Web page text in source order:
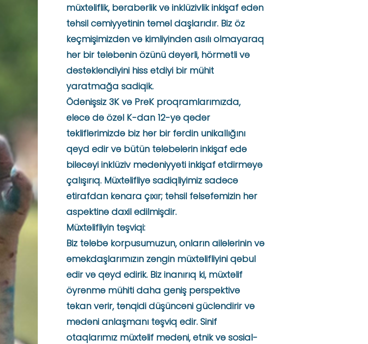
müxtəliflik, bərabərlik və inklüzivlik inkişaf edən
təhsil cəmiyyətinin təməl daşlarıdır. Biz öz
keçmişimizdən və kimliyindən asılı olmayaraq
hər bir tələbənin özünü dəyərli, hörmətli və
dəstəkləndiyini hiss etdiyi bir mühit
yaratmağa sadiqik.
Ödənişsiz 3K və PreK proqramlarımızda,
eləcə də özəl K-dan 12-yə qədər
təkliflərimizdə biz hər bir fərdin unikallığını
qeyd edir və bütün tələbələrin inkişaf edə
biləcəyi inklüziv mədəniyyəti inkişaf etdirməyə
çalışırıq. Müxtəlifliyə sadiqliyimiz sadəcə
etirafdan kənara çıxır; təhsil fəlsəfəmizin hər
aspektinə daxil edilmişdir.
Müxtəlifliyin təşviqi:
Biz tələbə korpusumuzun, onların ailələrinin və
əməkdaşlarımızın zəngin müxtəlifliyini qəbul
edir və qeyd edirik. Biz inanırıq ki, müxtəlif
öyrənmə mühiti daha geniş perspektivə
təkan verir, tənqidi düşüncəni gücləndirir və
mədəni anlaşmanı təşviq edir. Sinif
otaqlarımız müxtəlif mədəni, etnik və sosial-